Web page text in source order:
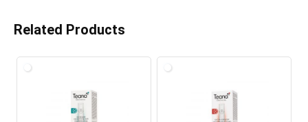
Related Products